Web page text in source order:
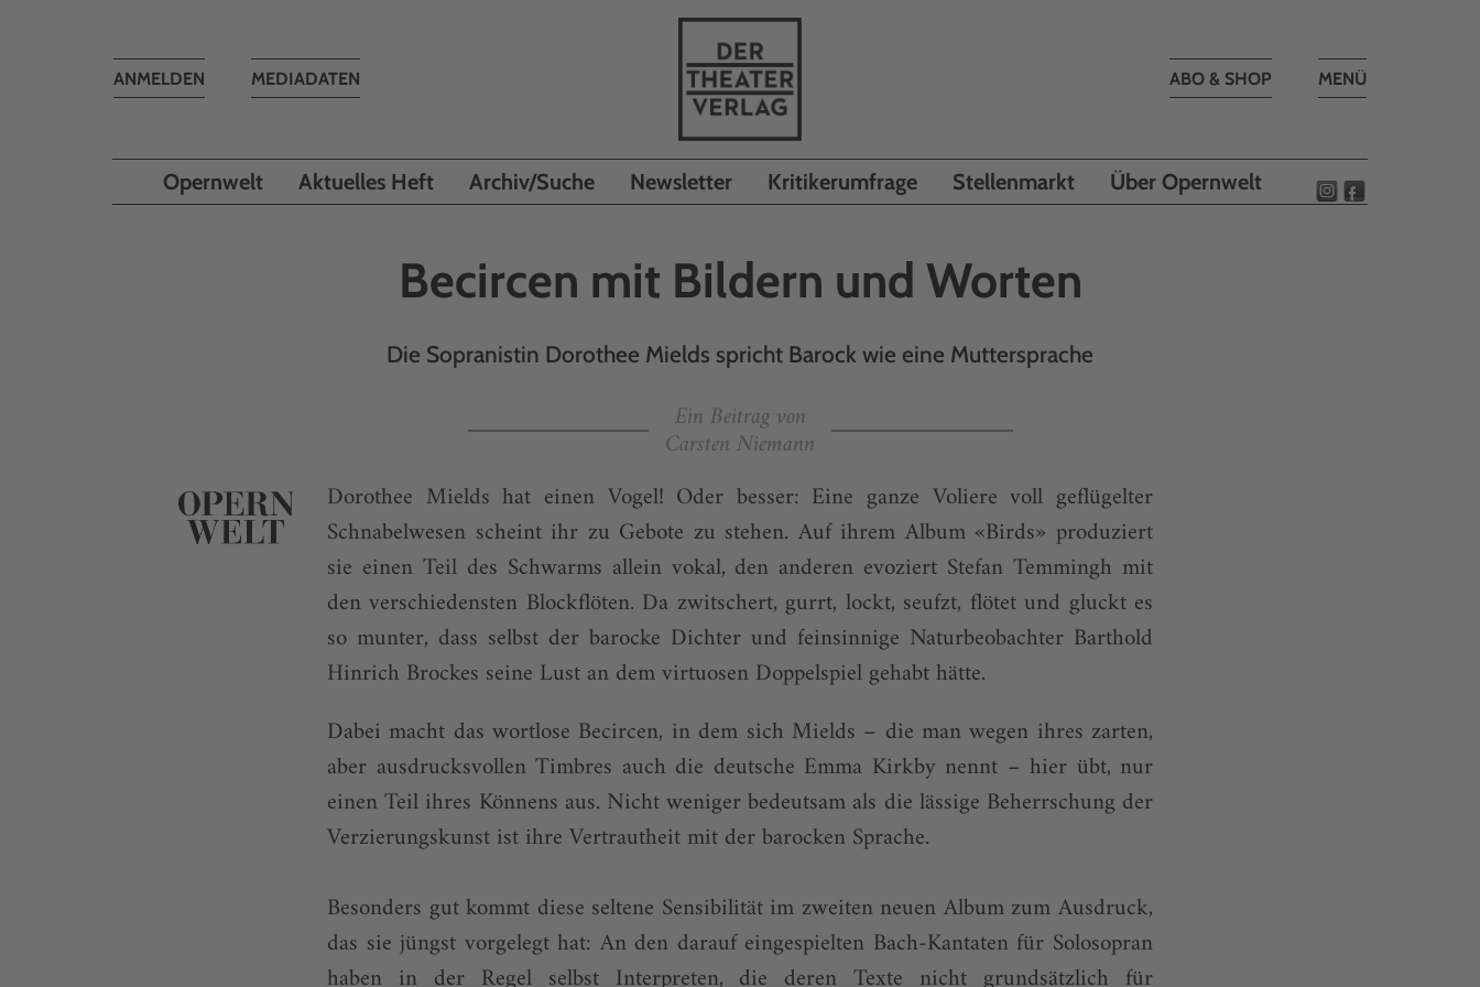
Toggle
MENÜ
ABO & SHOP
MEDIADATEN
Toggle
ANMELDEN
Opernwelt Aktuelles Heft Archiv/Suche Newsletter Kritikerumfrage Stellenmarkt Über Opernwelt
Becircen mit Bildern und Worten
Die Sopranistin Dorothee Mields spricht Barock wie eine Muttersprache
Ein Beitrag von
Carsten Niemann
Dorothee Mields hat einen Vogel! Oder besser: Eine ganze Voliere voll geflügelter
Schnabelwesen scheint ihr zu Gebote zu stehen. Auf ihrem Album «Birds» produziert
sie einen Teil des Schwarms allein vokal, den anderen evoziert Stefan Temmingh mit
den verschiedensten Blockflöten. Da zwitschert, gurrt, lockt, seufzt, flötet und gluckt es
so munter, dass selbst der barocke Dichter und feinsinnige Naturbeobachter Barthold
Hinrich Brockes seine Lust an dem virtuosen Doppelspiel gehabt hätte.
Dabei macht das wortlose Becircen, in dem sich Mields – die man wegen ihres zarten,
aber ausdrucksvollen Timbres auch die deutsche Emma Kirkby nennt – hier übt, nur
einen Teil ihres Könnens aus. Nicht weniger bedeutsam als die lässige Beherrschung der
Verzierungskunst ist ihre Vertrautheit mit der barocken Sprache.
Besonders gut kommt diese seltene Sensibilität im zweiten neuen Album zum Ausdruck,
das sie jüngst vorgelegt hat: An den darauf eingespielten Bach-Kantaten für Solosopran
haben in der Regel selbst Interpreten, die deren Texte nicht grundsätzlich für